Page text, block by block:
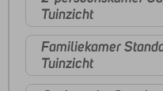
Tuinzicht
Familiekamer
Tuinzicht